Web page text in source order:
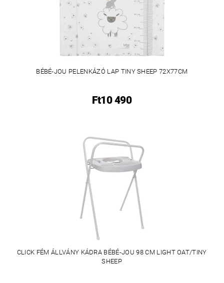
BÉBÉ-JOU PELENKÁZÓ LAP TINY SHEEP 72X77CM
Ft10 490
CLICK FÉM ÁLLVÁNY KÁDRA BÉBÉ-JOU 98 CM LIGHT OAT/TINY
SHEEP